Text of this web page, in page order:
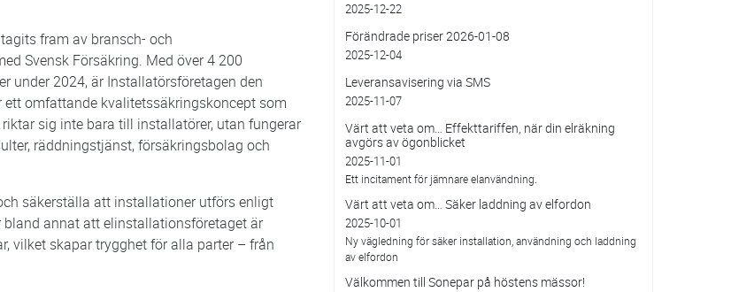
fram av bransch- och
Svensk Försäkring. Med över 4 200
under 2024, är Installatörsföretagen den
omfattande kvalitetssäkringskoncept som
sig inte bara till installatörer, utan fungerar
räddningstjänst, försäkringsbolag och
säkerställa att installationer utförs enligt
annat att elinstallationsföretaget är
vilket skapar trygghet för alla parter – från
2025-12-22
Förändrade priser 2026-01-08
2025-12-04
Leveransavisering via SMS
2025-11-07
Värt att veta om… Effekttariffen, när din elräkning
avgörs av ögonblicket
2025-11-01
Ett incitament för jämnare elanvändning.
Värt att veta om… Säker laddning av elfordon
2025-10-01
Ny vägledning för säker installation, användning och laddning
av elfordon
Välkommen till Sonepar på höstens mässor!